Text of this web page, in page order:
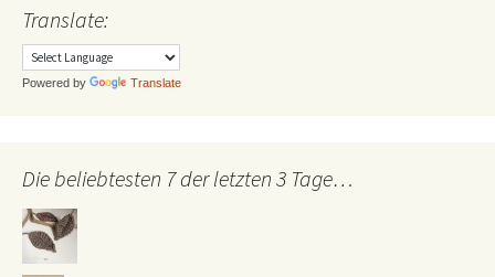
Translate:
Powered by Translate
Die beliebtesten 7 der letzten 3 Tage…